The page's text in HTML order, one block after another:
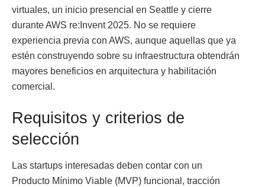
virtuales, un inicio presencial en Seattle y cierre
durante AWS re:Invent 2025. No se requiere
experiencia previa con AWS, aunque aquellas que ya
estén construyendo sobre su infraestructura obtendrán
mayores beneficios en arquitectura y habilitación
comercial.
Requisitos y criterios de
selección
Las startups interesadas deben contar con un
Producto Mínimo Viable (MVP) funcional, tracción